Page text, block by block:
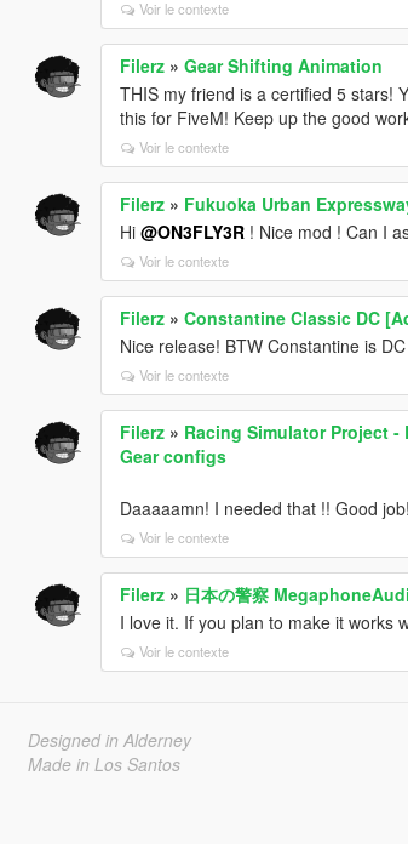
Voir le contexte
Filerz» Gear Shifting Animation
THIS my friend is a certified 5 stars!
this for FiveM! Keep up the good work
Voir le contexte
Filerz» Fukuoka Urban
Hi @ON3FLY3R! Nice mod ! Can I
Voir le contexte
Filerz» Constantine Classic DC
Nice release! BTW Constantine is DC
Voir le contexte
Filerz» Racing Simulator Project
Gear configs
Daaaaamn! I needed that !! Good
Voir le contexte
Filerz» 日本の警察
I love it. If you plan to make it works
Voir le contexte
Designed in Alderney
Made in Los Santos